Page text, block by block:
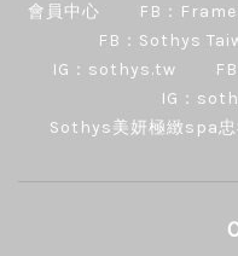
會員中心 FB：
FB：Sothys
IG：sothys.tw
IG：
Sothys美妍極緻spa